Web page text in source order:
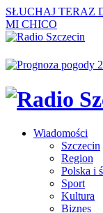
SŁUCHAJ TERAZ
MI CHICO
Wiadomości
Szczecin
Region
Polska i
Sport
Kultura
Biznes